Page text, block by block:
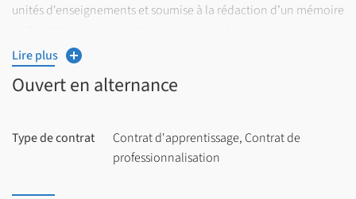
unités d'enseignements et soumise à la rédaction d’un mémoire
Lire plus
Ouvert en alternance
Type de contrat
Contrat d'apprentissage, Contrat de
professionnalisation